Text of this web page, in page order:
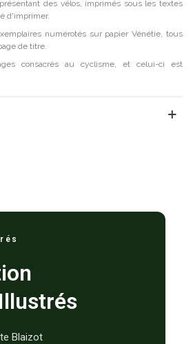
des vélos, imprimés sous les textes
d'imprimer.
numérotés sur papier Vénétie, tous
de titre.
consacrés au cyclisme, et celui-ci est
Blaizot